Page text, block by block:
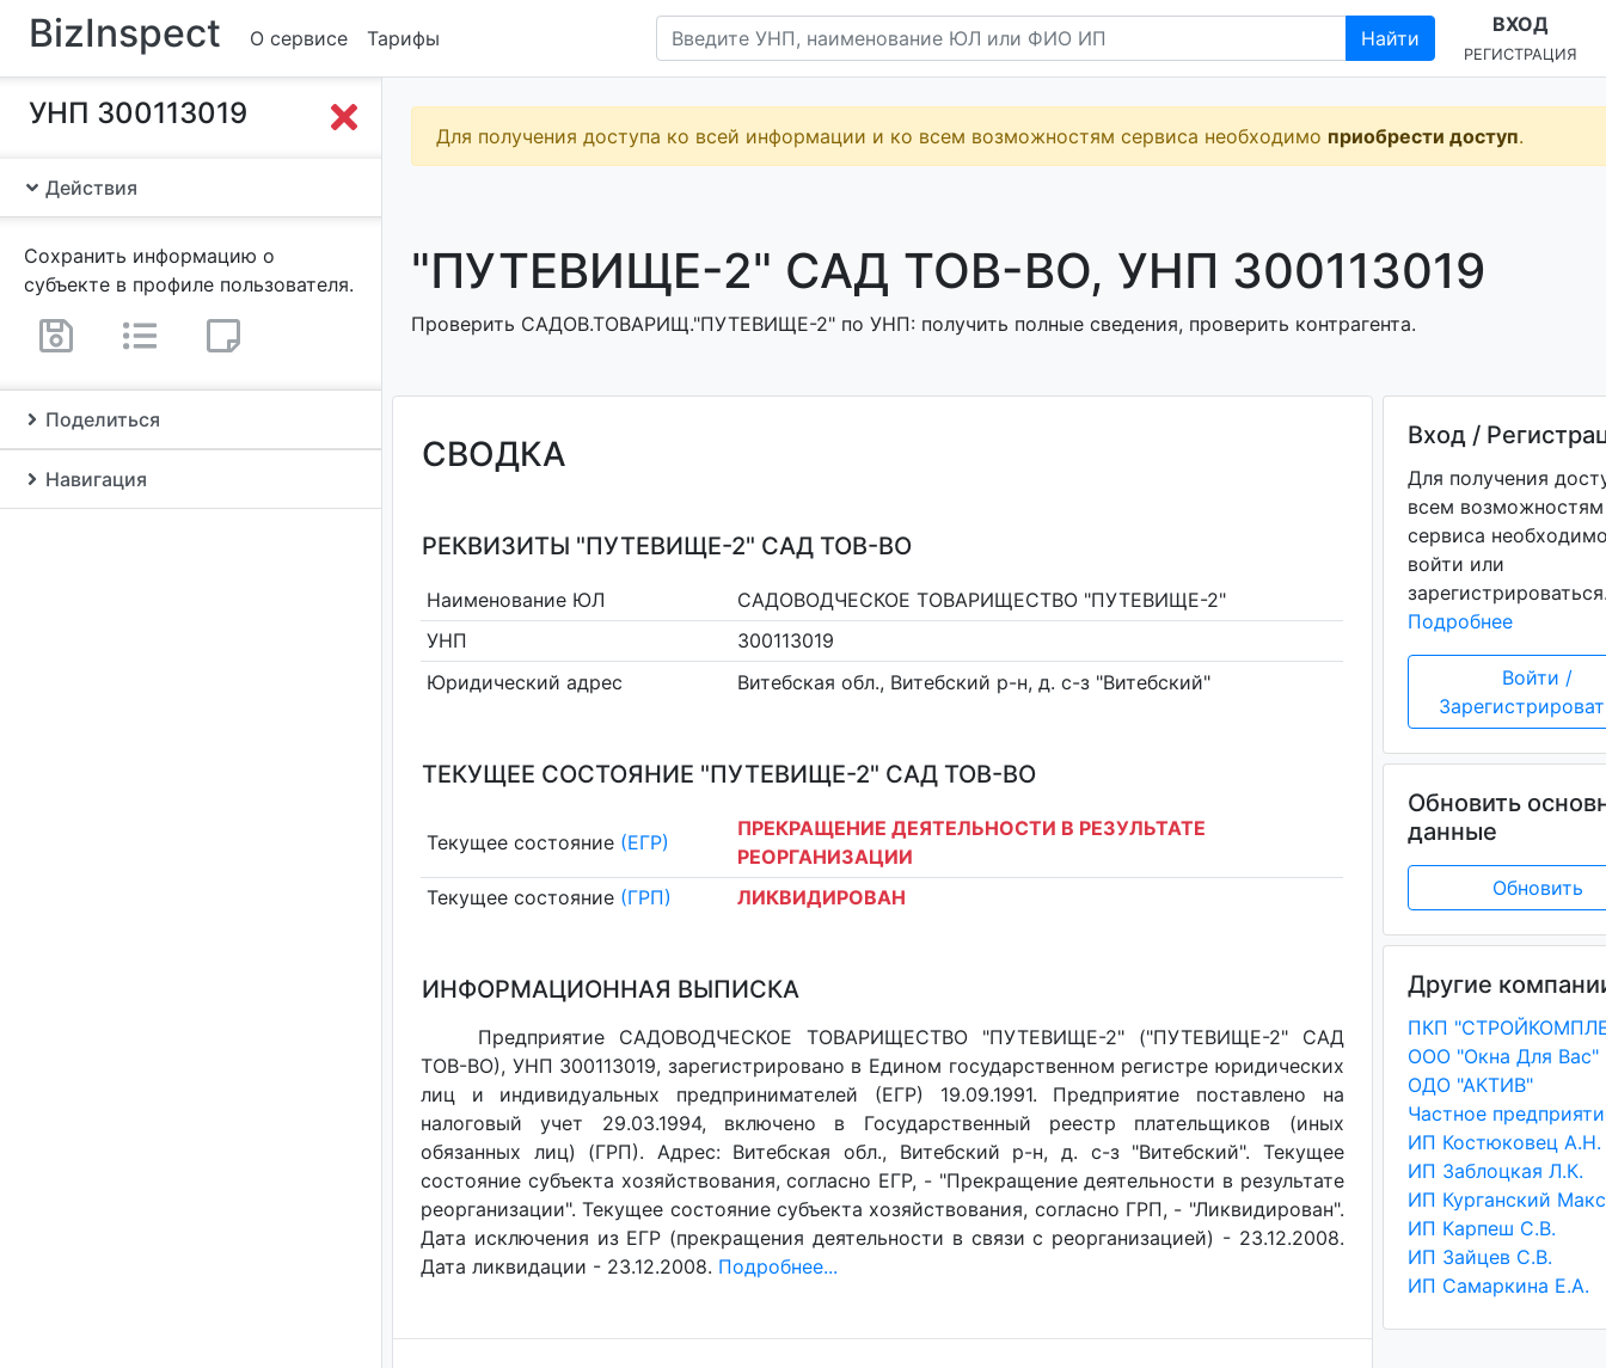
BizInspect О сервисе Тарифы Найти
ВХОД
РЕГИСТРАЦИЯ
УНП 300113019
Действия
Сохранить информацию о
субъекте в профиле пользователя.
Поделиться
Навигация
Для получения доступа ко всей информации и ко всем возможностям сервиса необходимо приобрести доступ.
"ПУТЕВИЩЕ-2" САД ТОВ-ВО, УНП 300113019
Проверить САДОВ.ТОВАРИЩ."ПУТЕВИЩЕ-2" по УНП: получить полные сведения, проверить контрагента.
СВОДКА
РЕКВИЗИТЫ "ПУТЕВИЩЕ-2" САД ТОВ-ВО
Наименование ЮЛ
САДОВОДЧЕСКОЕ ТОВАРИЩЕСТВО "ПУТЕВИЩЕ-2"
УНП
300113019
Юридический адрес
Витебская обл., Витебский р-н, д. с-з "Витебский"
ТЕКУЩЕЕ СОСТОЯНИЕ "ПУТЕВИЩЕ-2" САД ТОВ-ВО
Текущее состояние (ЕГР)
ПРЕКРАЩЕНИЕ ДЕЯТЕЛЬНОСТИ В РЕЗУЛЬТАТЕ
РЕОРГАНИЗАЦИИ
Текущее состояние (ГРП) ЛИКВИДИРОВАН
ИНФОРМАЦИОННАЯ ВЫПИСКА
Предприятие САДОВОДЧЕСКОЕ ТОВАРИЩЕСТВО "ПУТЕВИЩЕ-2" ("ПУТЕВИЩЕ-2" САД
ТОВ-ВО), УНП 300113019, зарегистрировано в Едином государственном регистре юридических
лиц и индивидуальных предпринимателей (ЕГР) 19.09.1991. Предприятие поставлено на
налоговый учет 29.03.1994, включено в Государственный реестр плательщиков (иных
обязанных лиц) (ГРП). Адрес: Витебская обл., Витебский р-н, д. с-з "Витебский". Текущее
состояние субъекта хозяйствования, согласно ЕГР, - "Прекращение деятельности в результате
реорганизации". Текущее состояние субъекта хозяйствования, согласно ГРП, - "Ликвидирован".
Дата исключения из ЕГР (прекращения деятельности в связи с реорганизацией) - 23.12.2008.
Дата ликвидации - 23.12.2008. Подробнее...
Вход /
Для получения
всем возможностям
сервиса
войти или
Подробнее
Войти /
Обновить
данные
Обновить
Другие
ПКП
ООО "Окна Для Вас"
ОДО "АКТИВ"
ИП Костюковец А.Н.
ИП Заблоцкая Л.К.
ИП Карпеш С.В.
ИП Зайцев С.В.
ИП Самаркина Е.А.